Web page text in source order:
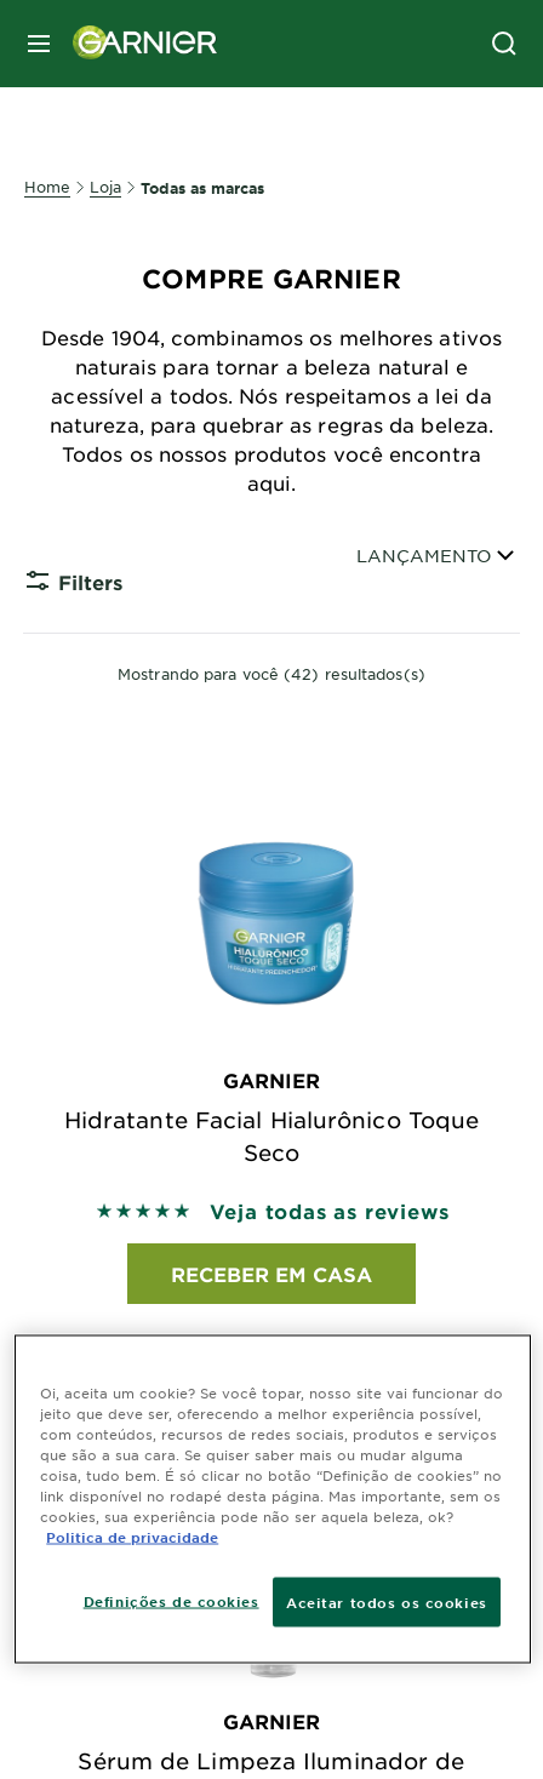
MENU
Home Loja Todas as marcas
COMPRE GARNIER
Desde 1904, combinamos os melhores ativos
naturais para tornar a beleza natural e
acessível a todos. Nós respeitamos a lei da
natureza, para quebrar as regras da beleza.
Todos os nossos produtos você encontra
aqui.
Filters
Organizar por
LANÇAMENTO
Mostrando para você (42) resultados(s)
GARNIER
Hidratante Facial Hialurônico Toque
Seco
5 out of 5 stars based on reviews
Veja todas as reviews
RECEBER EM CASA
GARNIER
Sérum de Limpeza Iluminador de
Oi, aceita um cookie? Se você topar, nosso site vai funcionar do
jeito que deve ser, oferecendo a melhor experiência possível,
com conteúdos, recursos de redes sociais, produtos e serviços
que são a sua cara. Se quiser saber mais ou mudar alguma
coisa, tudo bem. É só clicar no botão “Definição de cookies” no
link disponível no rodapé desta página. Mas importante, sem os
cookies, sua experiência pode não ser aquela beleza, ok?
Politica de privacidade
Definições de cookies Aceitar todos os cookies